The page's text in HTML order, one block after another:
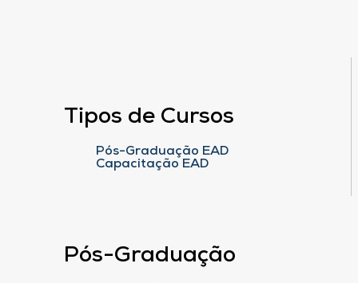
Tipos de Cursos
Pós-Graduação EAD
Capacitação EAD
Pós-Graduação